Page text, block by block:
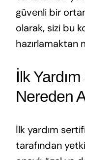
güvenli bir
olarak, sizi bu
hazırlamaktan
İlk
Nereden
İlk yardım
tarafından